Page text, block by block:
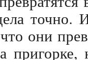
точно.
они